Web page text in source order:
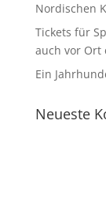
Nordischen
Tickets für
auch vor Ort
Ein
Neueste